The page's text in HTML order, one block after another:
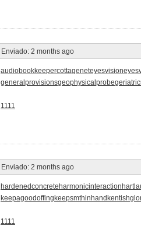
Enviado: 2 months ago
audiobookkeepercottageneteyesvision
generalprovisionsgeophysicalprobe
1111
Enviado: 2 months ago
hardenedconcrete harmonicinteraction
keepagoodoffing keepsmthinhand
1111